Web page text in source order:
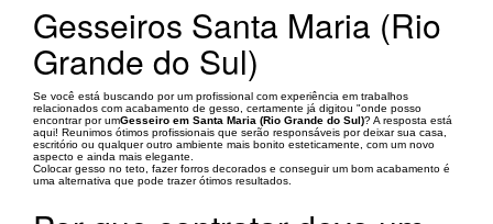
Gesseiros Santa Maria (Rio
Grande do Sul)
Se você está buscando por um profissional com experiência em trabalhos
relacionados com acabamento de gesso, certamente já digitou "onde posso
encontrar por umGesseiro em Santa Maria (Rio Grande do Sul)? A resposta está
aqui! Reunimos ótimos profissionais que serão responsáveis por deixar sua casa,
escritório ou qualquer outro ambiente mais bonito esteticamente, com um novo
aspecto e ainda mais elegante.
Colocar gesso no teto, fazer forros decorados e conseguir um bom acabamento é
uma alternativa que pode trazer ótimos resultados.